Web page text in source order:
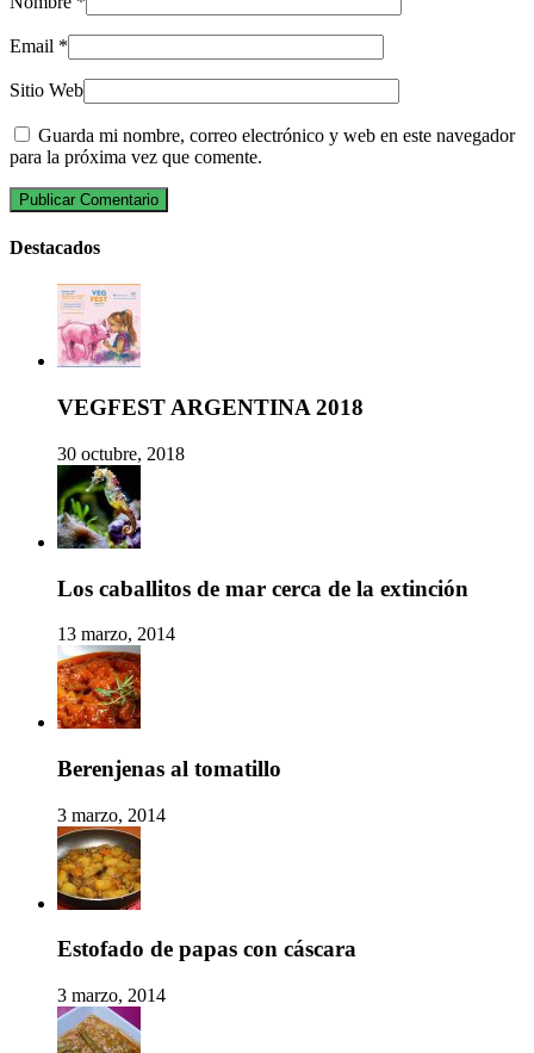
Email *
Sitio Web
Guarda mi nombre, correo electrónico y web en este navegador
para la próxima vez que comente.
Destacados
VEGFEST ARGENTINA 2018
30 octubre, 2018
Los caballitos de mar cerca de la extinción
13 marzo, 2014
Berenjenas al tomatillo
3 marzo, 2014
Estofado de papas con cáscara
3 marzo, 2014